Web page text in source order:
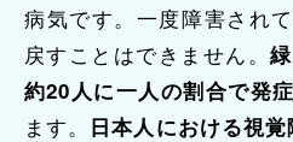
病気です。一度障害され
戻すことはできません。
約20人に一人の割合で発症
ます。 日本人における視